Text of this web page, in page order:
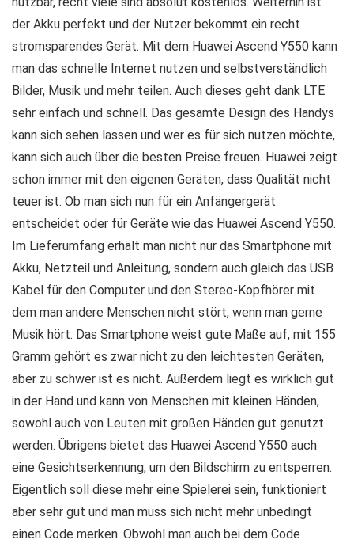
der Akku perfekt und der Nutzer bekommt ein recht
stromsparendes Gerät. Mit dem Huawei Ascend Y550 kann
man das schnelle Internet nutzen und selbstverständlich
Bilder, Musik und mehr teilen. Auch dieses geht dank LTE
sehr einfach und schnell. Das gesamte Design des Handys
kann sich sehen lassen und wer es für sich nutzen möchte,
kann sich auch über die besten Preise freuen. Huawei zeigt
schon immer mit den eigenen Geräten, dass Qualität nicht
teuer ist. Ob man sich nun für ein Anfängergerät
entscheidet oder für Geräte wie das Huawei Ascend Y550.
Im Lieferumfang erhält man nicht nur das Smartphone mit
Akku, Netzteil und Anleitung, sondern auch gleich das USB
Kabel für den Computer und den Stereo-Kopfhörer mit
dem man andere Menschen nicht stört, wenn man gerne
Musik hört. Das Smartphone weist gute Maße auf, mit 155
Gramm gehört es zwar nicht zu den leichtesten Geräten,
aber zu schwer ist es nicht. Außerdem liegt es wirklich gut
in der Hand und kann von Menschen mit kleinen Händen,
sowohl auch von Leuten mit großen Händen gut genutzt
werden. Übrigens bietet das Huawei Ascend Y550 auch
eine Gesichtserkennung, um den Bildschirm zu entsperren.
Eigentlich soll diese mehr eine Spielerei sein, funktioniert
aber sehr gut und man muss sich nicht mehr unbedingt
einen Code merken. Obwohl man auch bei dem Code